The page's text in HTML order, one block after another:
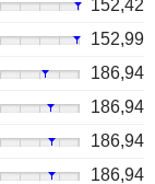
152,42
152,99
186,94
186,94
186,94
186,94